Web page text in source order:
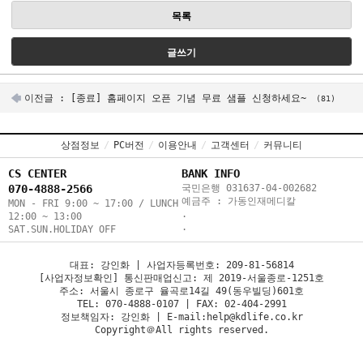
목록
글쓰기
이전글 : [종료] 홈페이지 오픈 기념 무료 샘플 신청하세요~ (81)
상점정보 / PC버전 / 이용안내 / 고객센터 / 커뮤니티
CS CENTER
070-4888-2566
MON - FRI 9:00 ~ 17:00 / LUNCH
12:00 ~ 13:00
SAT.SUN.HOLIDAY OFF
BANK INFO
국민은행 031637-04-002682
예금주 : 가동인재메디칼
.
.
대표: 강인화 | 사업자등록번호: 209-81-56814
[사업자정보확인] 통신판매업신고: 제 2019-서울종로-1251호
주소: 서울시 종로구 율곡로14길 49(동우빌딩)601호
TEL: 070-4888-0107 | FAX: 02-404-2991
정보책임자: 강인화 | E-mail:help@kdlife.co.kr
Copyright＠All rights reserved.